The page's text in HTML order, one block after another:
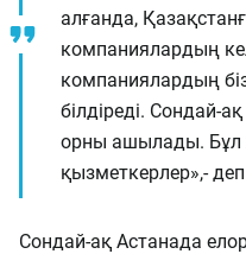
алғанда,
компаниялардың
компаниялардың
білдіреді. Сондай-
орны ашылады. Бұл
қызметкерлер»,-
Сондай-ақ Астанада